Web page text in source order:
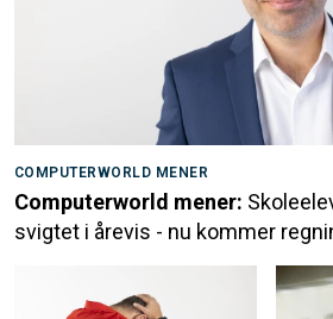
COMPUTERWORLD MENER
Computerworld mener:
svigtet i årevis - nu kommer